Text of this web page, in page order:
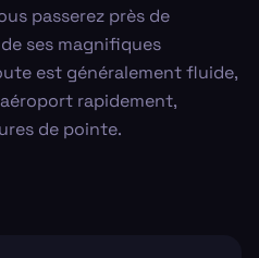
passerez près de
ses magnifiques
est généralement fluide,
rapidement,
de pointe.